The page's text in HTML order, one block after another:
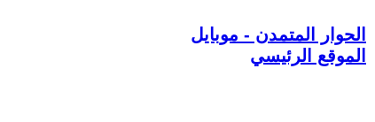
الحوار المتمدن - موبايل
الموقع الرئيسي